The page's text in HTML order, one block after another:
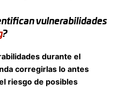
vulnerabilidades
?
durante el
corregirlas lo antes
riesgo de posibles